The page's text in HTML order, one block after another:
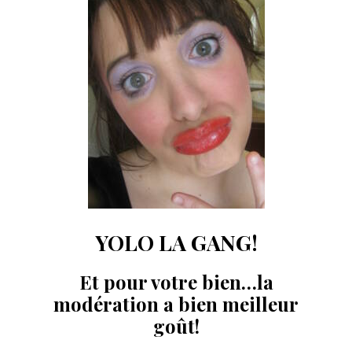
YOLO LA GANG!
Et pour votre bien…la
modération a bien meilleur
goût!